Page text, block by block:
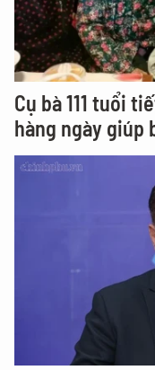
Cụ bà 111 tuổi
hàng ngày giúp